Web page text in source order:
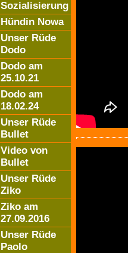
Sozialisierung
Hündin Nowa
Unser Rüde
Dodo
Dodo am
25.10.21
Dodo am
18.02.24
Unser Rüde
Bullet
Video von
Bullet
Unser Rüde
Ziko
Ziko am
27.09.2016
Unser Rüde
Paolo